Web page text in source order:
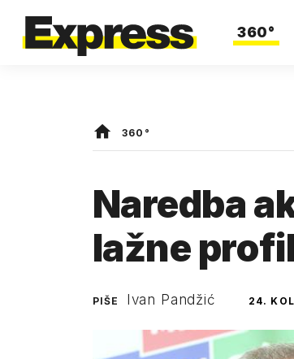
360°
360°
Naredba
lažne
PIŠE Ivan Pandžić 24.